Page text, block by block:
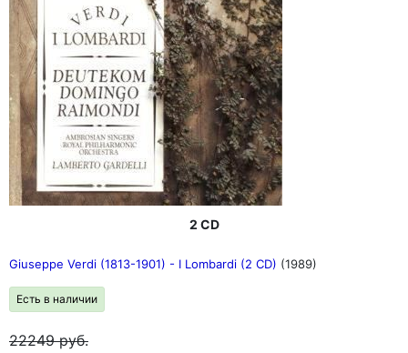
2 CD
Giuseppe Verdi (1813-1901) - I Lombardi (2 CD) (1989)
Есть в наличии
22249руб.